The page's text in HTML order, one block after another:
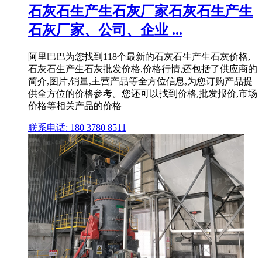
石灰石生产生石灰厂家石灰石生产生
石灰厂家、公司、企业 ...
阿里巴巴为您找到118个最新的石灰石生产生石灰价格,
石灰石生产生石灰批发价格,价格行情,还包括了供应商的
简介,图片,销量,主营产品等全方位信息,为您订购产品提
供全方位的价格参考。您还可以找到价格,批发报价,市场
价格等相关产品的价格
联系电话: 180 3780 8511